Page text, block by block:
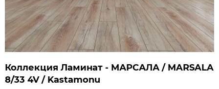
Коллекция Ламинат - МАРСАЛА / MARSALA
8/33 4V / Kastamonu